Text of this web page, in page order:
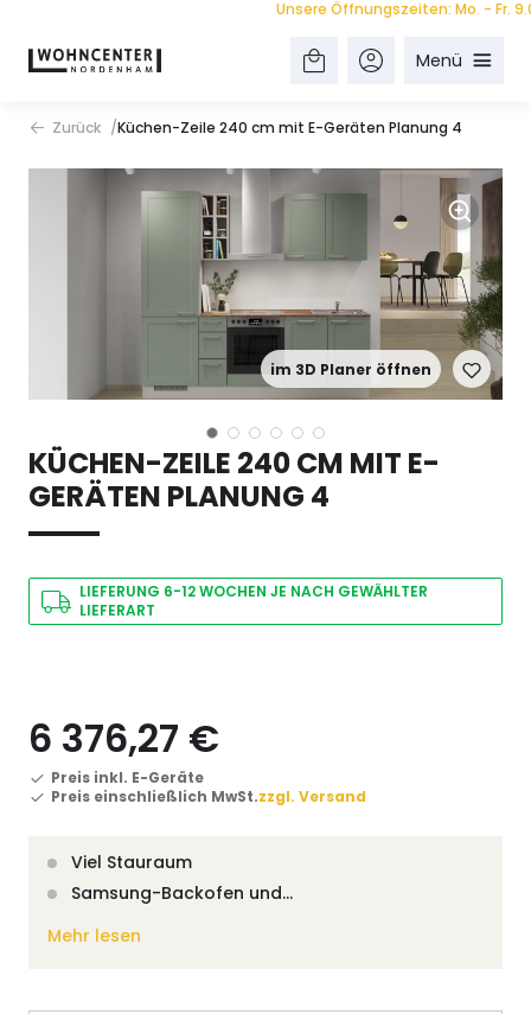
Unsere Öffnungszeiten: Mo. - Fr. 9.00
Menü
Zurück Küchen-Zeile 240 cm mit E-Geräten Planung 4
im 3D Planer öffnen
KÜCHEN-ZEILE 240 CM MIT E-
GERÄTEN PLANUNG 4
LIEFERUNG 6-12 WOCHEN JE NACH GEWÄHLTER
LIEFERART
6 376,27 €
Preis inkl. E-Geräte
Preis einschließlich MwSt.zzgl. Versand
Viel Stauraum
Samsung-Backofen und…
Mehr lesen